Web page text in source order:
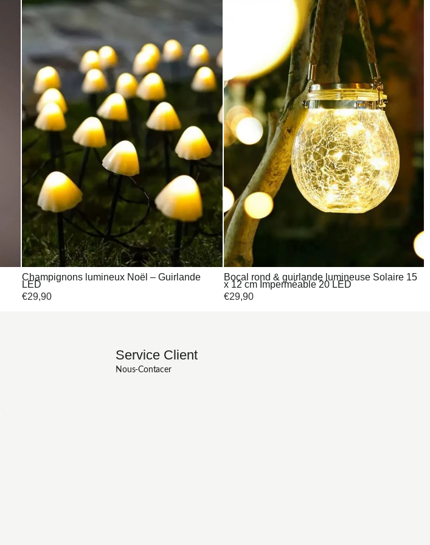
Champignons lumineux Noël – Guirlande
LED
€29,90
Bocal rond & guirlande lumineuse Solaire 15
x 12 cm Imperméable 20 LED
€29,90
Service Client
Nous-Contacer